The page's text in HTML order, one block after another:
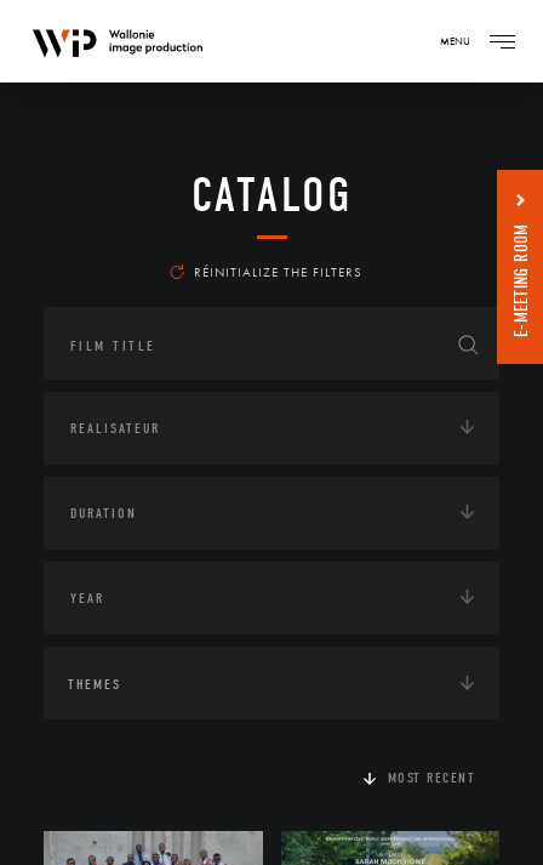
MENU
CATALOG
RÉINITIALIZE THE FILTERS
THEMES
MOST RECENT
E-MEETING ROOM